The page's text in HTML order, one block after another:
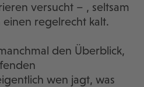
versucht – , seltsam
regelrecht kalt.
den Überblick,
wen jagt, was